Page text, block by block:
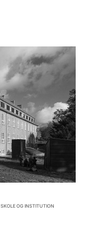
,SKOLE OG INSTITUTION